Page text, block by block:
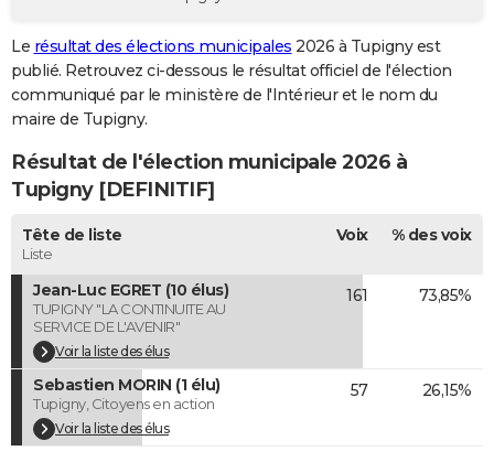
GUIDES D'ACHAT
BONS PLANS
CARTE DE VOEUX
Carte de Noël
Carte Bonne année
Carte Saint-Valentin
Carte Pâques
Carte d'anniversaire
DICTIONNAIRE
Dictionnaire
Biographies
Citations
Expressions
Proverbes
PROGRAMME TV
COPAINS D'AVANT
S'inscrire
Se connecter
Lycées
Collèges
Primaires
Universités
Entreprises
Service militaire
Avis de recherche
AVIS DE DÉCÈS
FORUM
Bricolage
Lifestyle
Culture
Sport
Auto
Television
Voyage
Cinema
Le résultat des élections municipales 2026 à Tupigny est
publié. Retrouvez ci-dessous le résultat officiel de l'élection
communiqué par le ministère de l'Intérieur et le nom du
maire de Tupigny.
Résultat de l'élection municipale 2026 à
Tupigny [DEFINITIF]
Tête de liste
Liste
Voix % des voix
Jean-Luc EGRET (10 élus)
TUPIGNY "LA CONTINUITE AU
SERVICE DE L'AVENIR"
Voir la liste des élus
161 73,85%
Sebastien MORIN (1 élu)
Tupigny, Citoyens en action
Voir la liste des élus
57 26,15%